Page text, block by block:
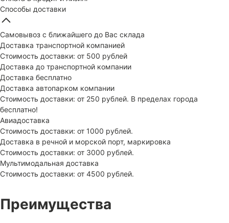
Способы доставки
Самовывоз с ближайшего до Вас склада
Доставка транспортной компанией
Стоимость доставки: от 500 рублей
Доставка до транспортной компании
Доставка бесплатно
Доставка автопарком компании
Стоимость доставки: от 250 рублей. В пределах города
бесплатно!
Авиадоставка
Стоимость доставки: от 1000 рублей.
Доставка в речной и морской порт, маркировка
Стоимость доставки: от 3000 рублей.
Мультимодальная доставка
Стоимость доставки: от 4500 рублей.
Преимущества